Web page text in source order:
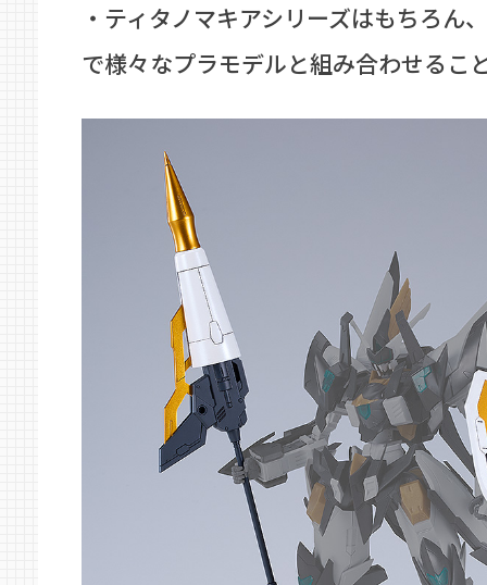
・ティタノマキアシリーズはもちろん
で様々なプラモデルと組み合わせるこ